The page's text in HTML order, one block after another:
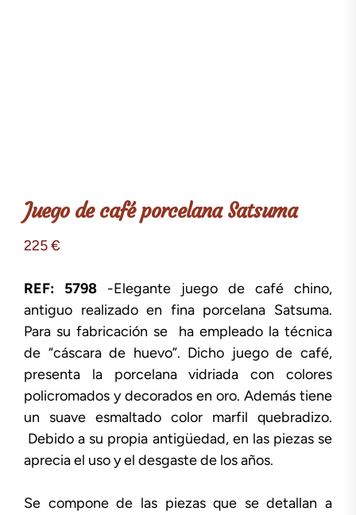
Juego de café porcelana Satsuma
225€
REF: 5798 -Elegante juego de café chino,
antiguo realizado en fina porcelana Satsuma.
Para su fabricación se ha empleado la técnica
de “cáscara de huevo”. Dicho juego de café,
presenta la porcelana vidriada con colores
policromados y decorados en oro. Además tiene
un suave esmaltado color marfil quebradizo.
Debido a su propia antigüedad, en las piezas se
aprecia el uso y el desgaste de los años.
Se compone de las piezas que se detallan a